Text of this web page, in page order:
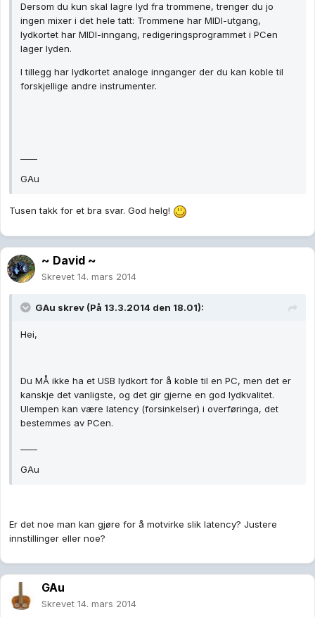
Dersom du kun skal lagre lyd fra trommene, trenger du jo
ingen mixer i det hele tatt: Trommene har MIDI-utgang,
lydkortet har MIDI-inngang, redigeringsprogrammet i PCen
lager lyden.
I tillegg har lydkortet analoge innganger der du kan koble til
forskjellige andre instrumenter.
GAu
Tusen takk for et bra svar. God helg!
~ David ~
Skrevet 14. mars 2014
GAu skrev (På 13.3.2014 den 18.01):
Hei,
Du MÅ ikke ha et USB lydkort for å koble til en PC, men det er
kanskje det vanligste, og det gir gjerne en god lydkvalitet.
Ulempen kan være latency (forsinkelser) i overføringa, det
bestemmes av PCen.
GAu
Er det noe man kan gjøre for å motvirke slik latency? Justere
innstillinger eller noe?
GAu
Skrevet 14. mars 2014